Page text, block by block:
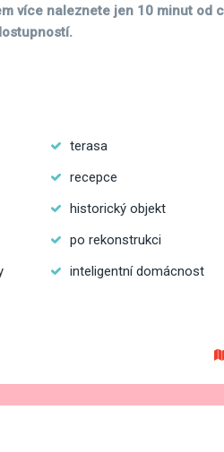
více naleznete jen 10 minut od
terasa
recepce
historický objekt
po rekonstrukci
inteligentní domácnost